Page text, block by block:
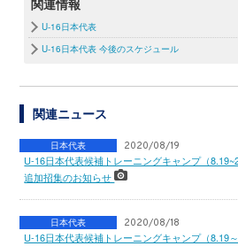
関連情報
U-16日本代表
U-16日本代表 今後のスケジュール
関連ニュース
日本代表 2020/08/19
U-16日本代表候補トレーニングキャンプ（
追加招集のお知らせ
日本代表 2020/08/18
U-16日本代表候補トレーニングキャンプ（8.19